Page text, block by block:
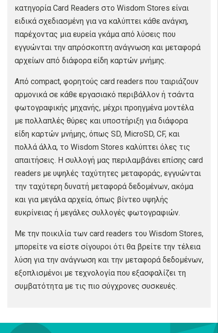
κατηγορία Card Readers στο Wisdom Stores είναι
ειδικά σχεδιασμένη για να καλύπτει κάθε ανάγκη,
παρέχοντας μια ευρεία γκάμα από λύσεις που
εγγυώνται την απρόσκοπτη ανάγνωση και μεταφορά
αρχείων από διάφορα είδη καρτών μνήμης.
Από compact, φορητούς card readers που ταιριάζουν
αρμονικά σε κάθε εργασιακό περιβάλλον ή τσάντα
φωτογραφικής μηχανής, μέχρι προηγμένα μοντέλα
με πολλαπλές θύρες και υποστήριξη για διάφορα
είδη καρτών μνήμης, όπως SD, MicroSD, CF, και
πολλά άλλα, το Wisdom Stores καλύπτει όλες τις
απαιτήσεις. Η συλλογή μας περιλαμβάνει επίσης card
readers με υψηλές ταχύτητες μεταφοράς, εγγυώνται
την ταχύτερη δυνατή μεταφορά δεδομένων, ακόμα
και για μεγάλα αρχεία, όπως βίντεο υψηλής
ευκρίνειας ή μεγάλες συλλογές φωτογραφιών.
Με την ποικιλία των card readers του Wisdom Stores,
μπορείτε να είστε σίγουροι ότι θα βρείτε την τέλεια
λύση για την ανάγνωση και την μεταφορά δεδομένων,
εξοπλισμένοι με τεχνολογία που εξασφαλίζει τη
συμβατότητα με τις πιο σύγχρονες συσκευές.